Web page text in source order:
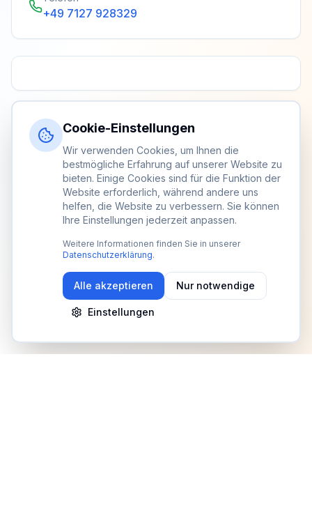
+49 7127 928329
Cookie-Einstellungen
Wir verwenden Cookies, um Ihnen die
bestmögliche Erfahrung auf unserer Website zu
bieten. Einige Cookies sind für die Funktion der
Website erforderlich, während andere uns
helfen, die Website zu verbessern. Sie können
Ihre Einstellungen jederzeit anpassen.
Weitere Informationen finden Sie in unserer
Datenschutzerklärung.
Alle akzeptieren Nur notwendige
Einstellungen